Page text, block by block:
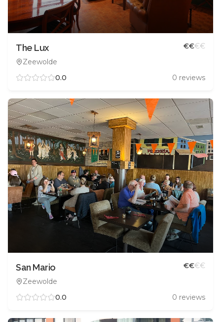
The Lux
Zeewolde
€€€€
0.0 0 reviews
San Mario
Zeewolde
€€€€
0.0 0 reviews